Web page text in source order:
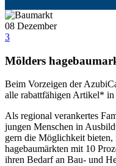
08 Dezember
3
Mölders
Beim Vorzeigen der
alle rabattfähigen Artikel* in
Als regional verankertes
jungen Menschen in
gern die Möglichkeit
hagebaumärkten mit 10
ihren Bedarf an Bau- und